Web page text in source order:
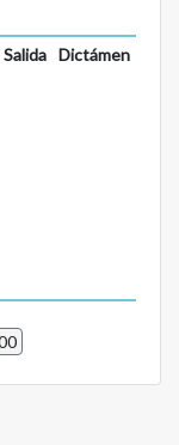
Salida
Dictámen